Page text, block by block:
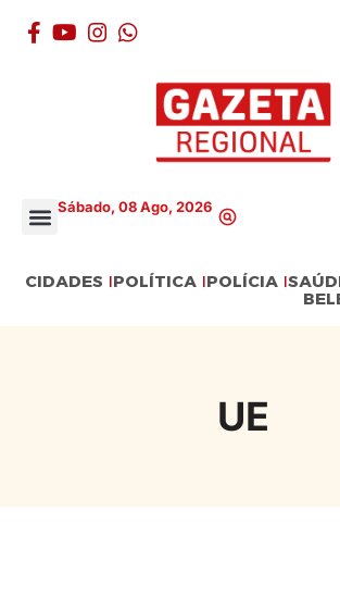
Sábado, 08 Ago, 2026
CIDADES POLÍTICA POLÍCIA
UE